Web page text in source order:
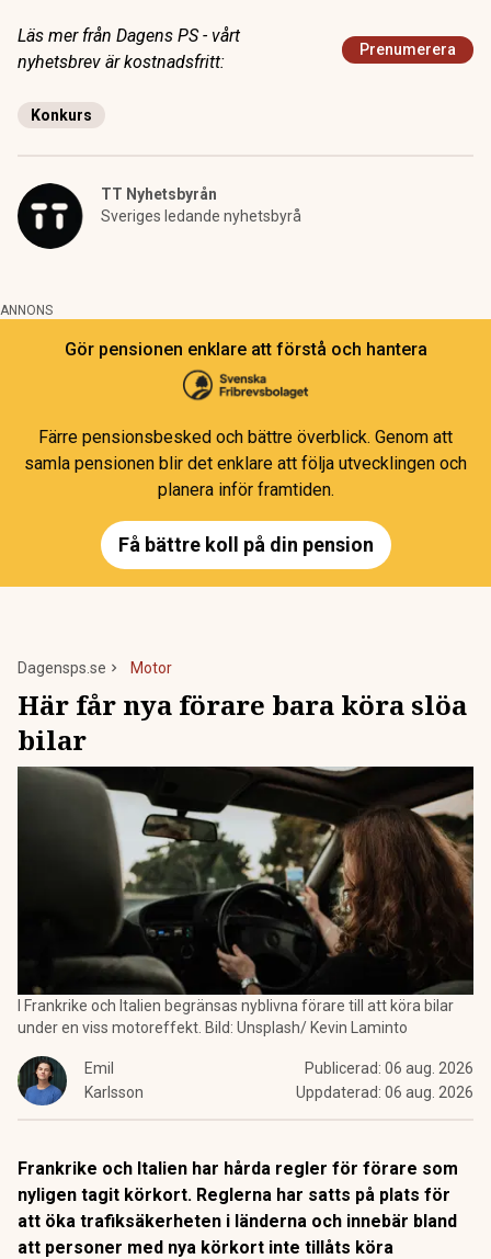
Läs mer från Dagens PS - vårt
nyhetsbrev är kostnadsfritt:
Prenumerera
Konkurs
TT Nyhetsbyrån
Sveriges ledande nyhetsbyrå
ANNONS
Gör pensionen enklare att förstå och hantera
Färre pensionsbesked och bättre överblick. Genom att
samla pensionen blir det enklare att följa utvecklingen och
planera inför framtiden.
Få bättre koll på din pension
Dagensps.se Motor
Här får nya förare bara köra slöa
bilar
I Frankrike och Italien begränsas nyblivna förare till att köra bilar
under en viss motoreffekt. Bild: Unsplash/ Kevin Laminto
Emil
Karlsson
Publicerad: 06 aug. 2026
Uppdaterad: 06 aug. 2026
Frankrike och Italien har hårda regler för förare som
nyligen tagit körkort. Reglerna har satts på plats för
att öka trafiksäkerheten i länderna och innebär bland
att personer med nya körkort inte tillåts köra